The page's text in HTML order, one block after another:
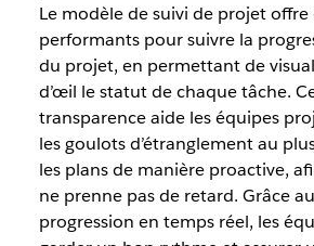
Le modèle de suivi de projet offre
performants pour suivre la
du projet, en permettant de
d’œil le statut de chaque tâche.
transparence aide les équipes
les goulots d’étranglement au
les plans de manière proactive,
ne prenne pas de retard. Grâce
progression en temps réel, les